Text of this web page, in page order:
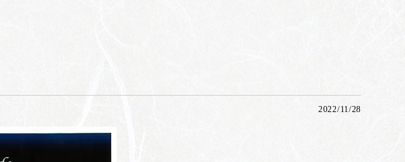
2022/11/28